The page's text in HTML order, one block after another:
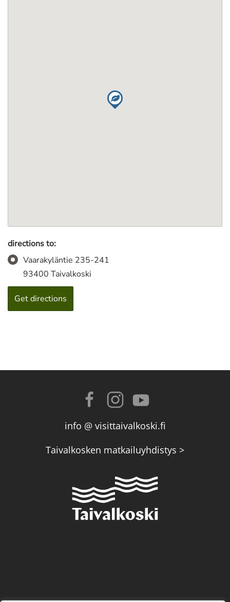
directions to:
Vaarakyläntie 235-241
93400 Taivalkoski
info @ visittaivalkoski.fi
Taivalkosken matkailuyhdistys >